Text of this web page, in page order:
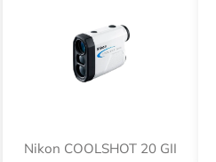
Nikon COOLSHOT 20 GII